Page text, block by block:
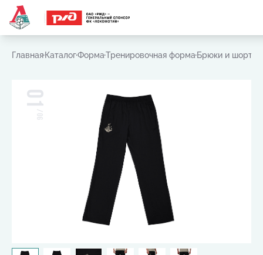
Главная КаталогФормаТренировочная форма Брюки и шорты
01
/
06